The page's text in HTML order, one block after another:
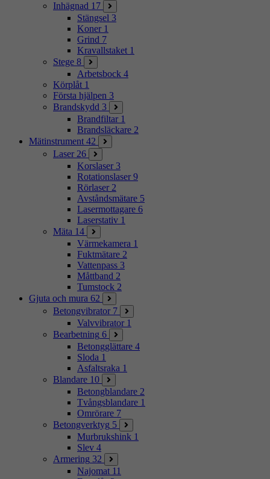
Inhägnad 17
Stängsel 3
Koner 1
Grind 7
Kravallstaket 1
Stege 8
Arbetsbock 4
Körplåt 1
Första hjälpen 3
Brandskydd 3
Brandfiltar 1
Brandsläckare 2
Mätinstrument 42
Laser 26
Korslaser 3
Rotationslaser 9
Rörlaser 2
Avståndsmätare 5
Lasermottagare 6
Laserstativ 1
Mäta 14
Värmekamera 1
Fuktmätare 2
Vattenpass 3
Måttband 2
Tumstock 2
Gjuta och mura 62
Betongvibrator 7
Valvvibrator 1
Bearbetning 6
Betongglättare 4
Sloda 1
Asfaltsraka 1
Blandare 10
Betongblandare 2
Tvångsblandare 1
Omrörare 7
Betongverktyg 5
Murbrukshink 1
Slev 4
Armering 32
Najomat 11